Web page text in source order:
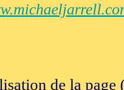
de la page